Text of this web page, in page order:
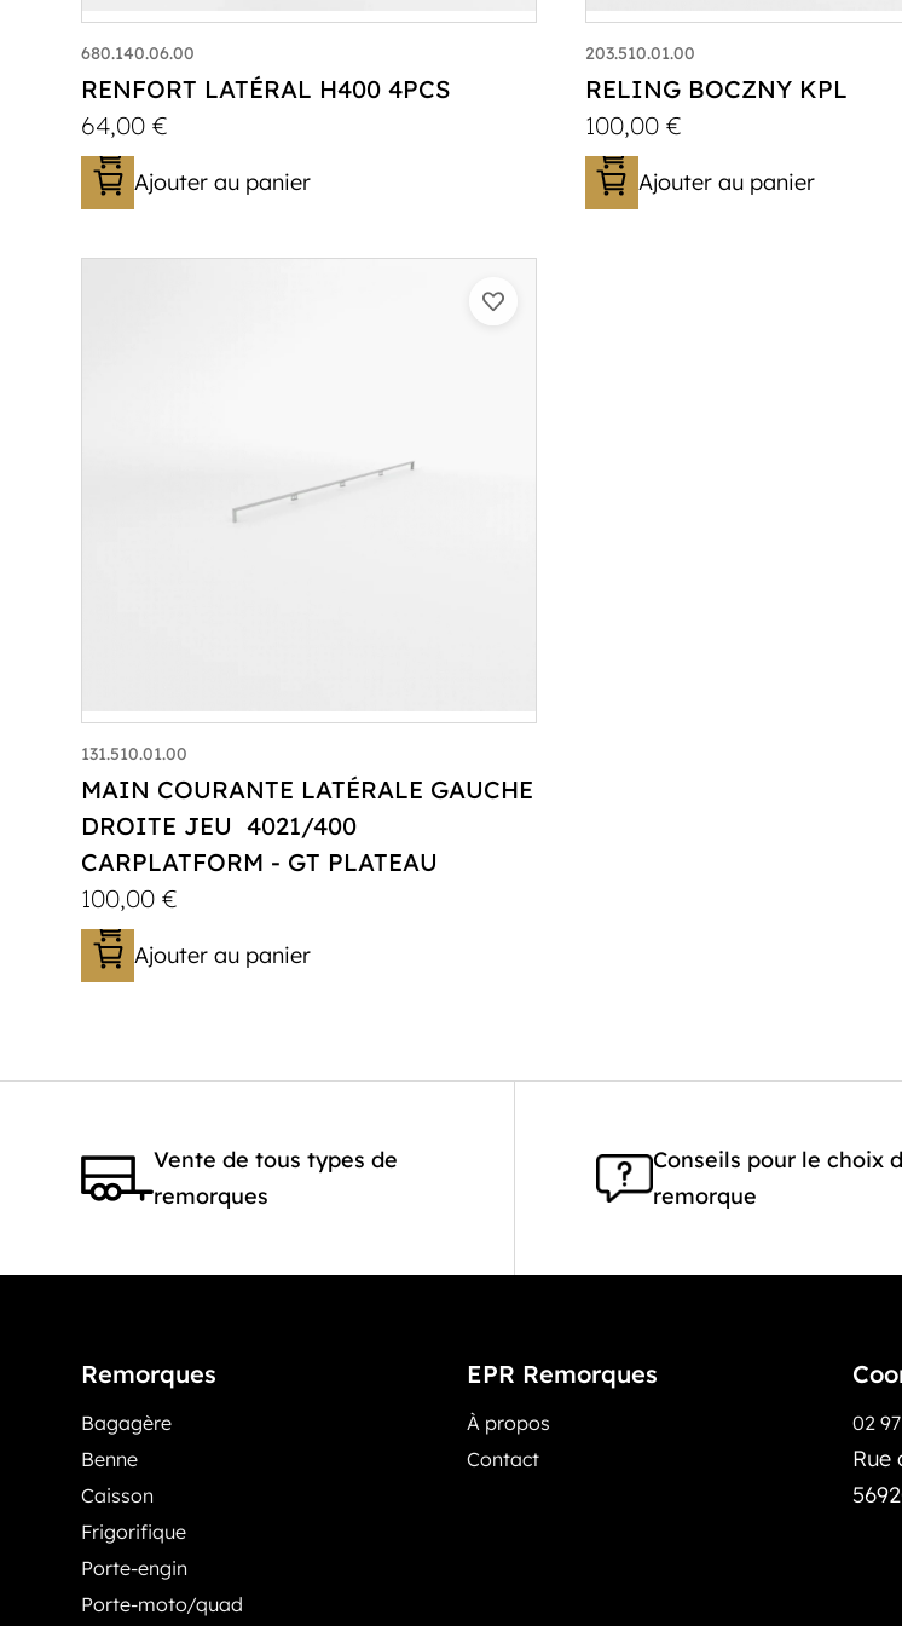
680.140.06.00
RENFORT LATÉRAL H400 4PCS
64,00€
Ajouter au panier
203.510.01.00
RELING BOCZNY KPL
100,00 €
Ajouter au panier
131.510.01.00
MAIN COURANTE LATÉRALE GAUCHE
DROITE JEU 4021/400
CARPLATFORM - GT PLATEAU
100,00€
Ajouter au panier
Vente de tous types de
remorques
Conseils pour le choix
remorque
Remorques
Bagagère
Benne
Caisson
Frigorifique
Porte-engin
Porte-moto/quad
EPR Remorques
À propos
Contact
02
Rue